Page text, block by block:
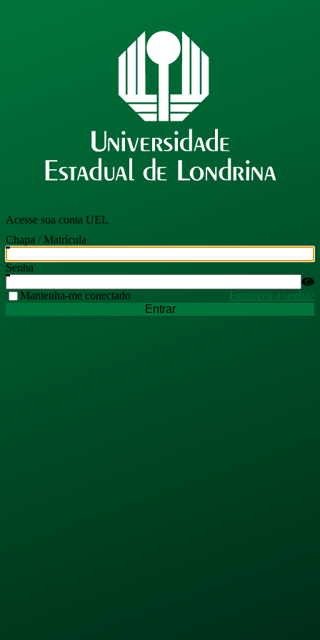
Acesse sua conta UEL
Chapa / Matrícula
Senha
Mantenha-me conectado
Esqueceu a senha?
Entrar